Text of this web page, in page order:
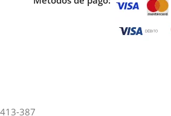
387